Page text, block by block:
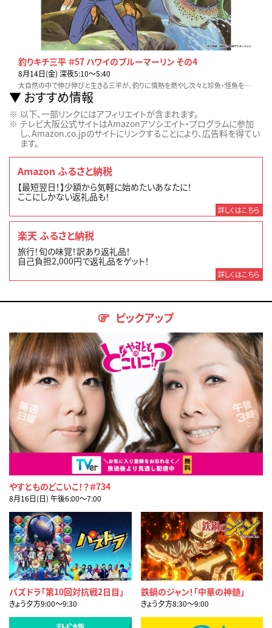
釣りキチ三平 ＃57 ハワイのブルーマーリン その4
8月14日(金) 深夜5:10〜5:40
大自然の中で伸び伸びと生きる三平が、釣りに情熱を燃やし次々と珍魚・怪魚を釣り上げていく姿を描く。
おすすめ情報
以下、一部リンクにはアフィリエイトが含まれます。
テレビ大阪公式サイトはAmazonアソシエイト・プログラムに参加
し、Amazon.co.jpのサイトにリンクすることにより、広告料を得てい
ます。
Amazon ふるさと納税
【最短翌日！】少額から気軽に始めたいあなたに！
ここにしかない返礼品も！
詳しくはこちら
楽天 ふるさと納税
旅行！旬の味覚！訳あり返礼品！
自己負担2,000円で返礼品をゲット！
詳しくはこちら
ピックアップ
やすとものどこいこ！？＃734
8月16日(日) 午後6:00〜7:00
パズドラ「第10回対抗戦2日目」
きょう夕方9:00〜9:30
鉄鍋のジャン！「中華の神髄」
きょう夕方8:30〜9:00